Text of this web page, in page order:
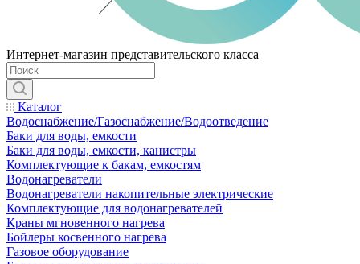
Интернет-магазин представительского класса
Каталог
Водоснабжение/Газоснабжение/Водоотведение
Баки для воды, емкости
Баки для воды, емкости, канистры
Комплектующие к бакам, емкостям
Водонагреватели
Водонагреватели накопительные электрические
Комплектующие для водонагревателей
Краны мгновенного нагрева
Бойлеры косвенного нагрева
Газовое оборудование